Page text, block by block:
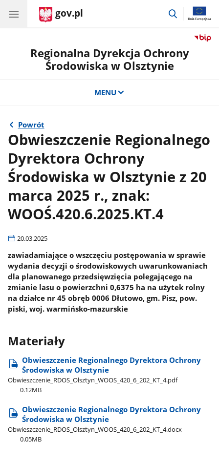
gov.pl
przejdź
Regionalna Dyrekcja Ochrony
Środowiska w Olsztynie
MENU
Powrót
Obwieszczenie Regionalnego
Dyrektora Ochrony
Środowiska w Olsztynie z 20
marca 2025 r., znak:
WOOŚ.420.6.2025.KT.4
20.03.2025
zawiadamiające o wszczęciu postępowania w sprawie
wydania decyzji o środowiskowych uwarunkowaniach
dla planowanego przedsięwzięcia polegającego na
zmianie lasu o powierzchni 0,6375 ha na użytek rolny
na działce nr 45 obręb 0006 Dłutowo, gm. Pisz, pow.
piski, woj. warmińsko-mazurskie
Materiały
Obwieszczenie Regionalnego Dyrektora Ochrony
Środowiska w Olsztynie
Obwieszczenie​_RDOS​_Olsztyn​_WOOS​_420​_6​_202​_KT​_4.pdf
0.12MB
Obwieszczenie Regionalnego Dyrektora Ochrony
Środowiska w Olsztynie
Obwieszczenie​_RDOS​_Olsztyn​_WOOS​_420​_6​_202​_KT​_4.docx
0.05MB